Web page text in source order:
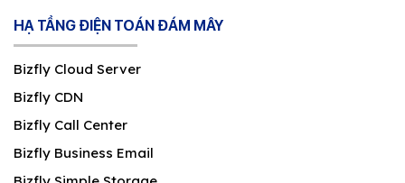
HẠ TẦNG ĐIỆN TOÁN ĐÁM MÂY
Bizfly Cloud Server
Bizfly CDN
Bizfly Call Center
Bizfly Business Email